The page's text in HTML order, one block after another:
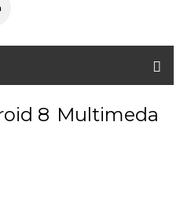
8 Multimeda